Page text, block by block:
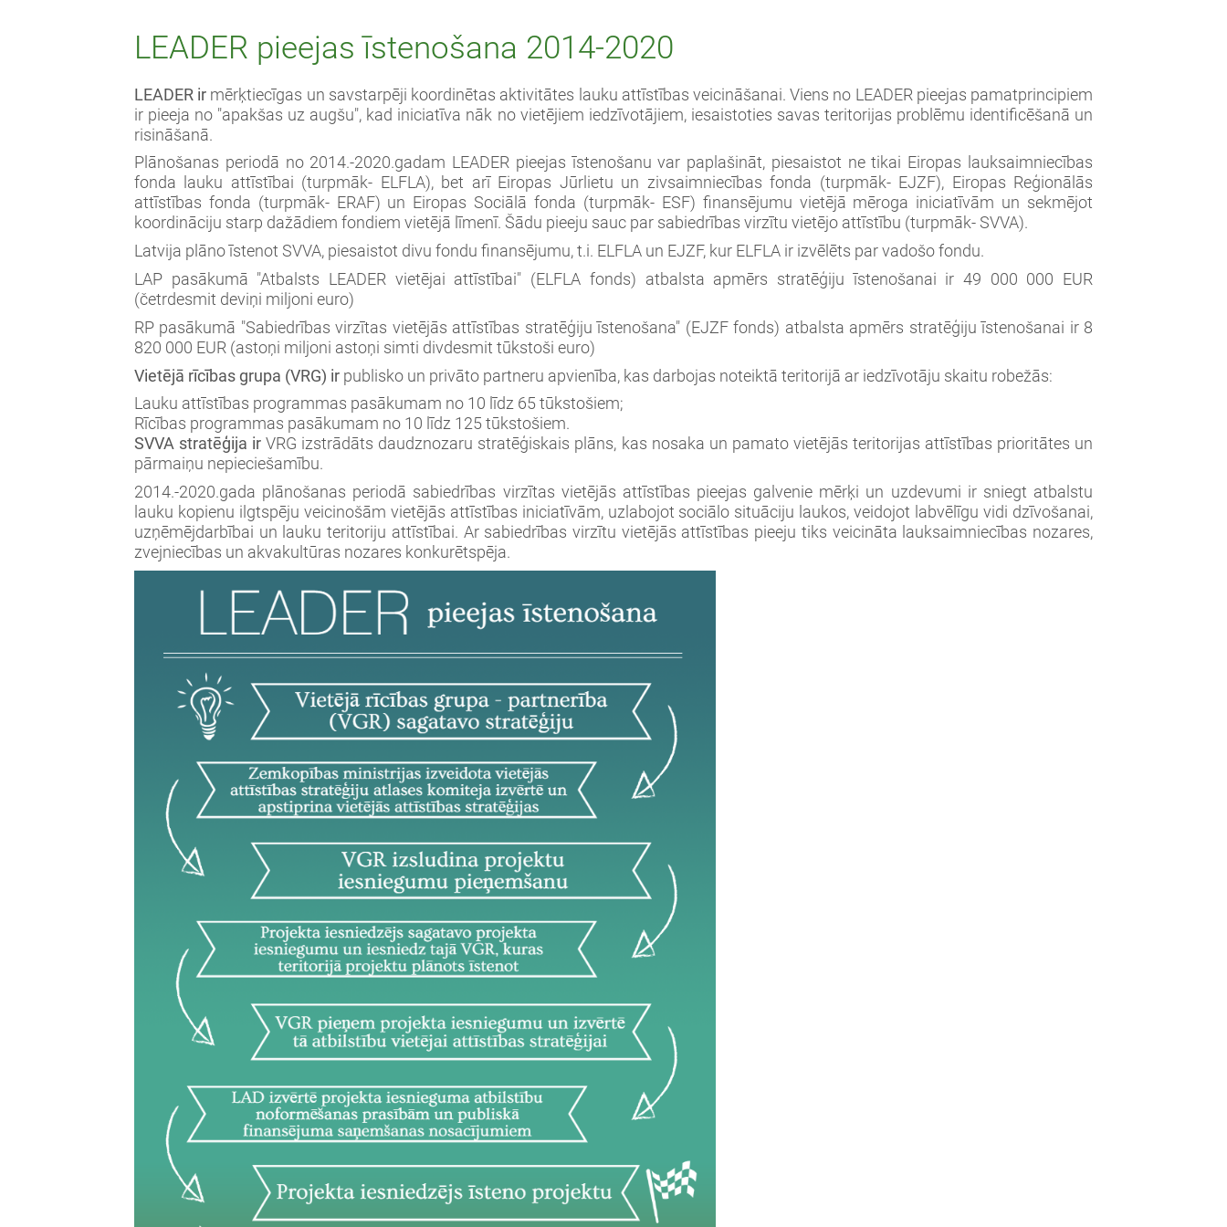
LEADER pieejas īstenošana 2014-2020
LEADER ir mērķtiecīgas un savstarpēji koordinētas aktivitātes lauku attīstības veicināšanai. Viens no LEADER pieejas pamatprincipiem
ir pieeja no "apakšas uz augšu", kad iniciatīva nāk no vietējiem iedzīvotājiem, iesaistoties savas teritorijas problēmu identificēšanā un
risināšanā.
Plānošanas periodā no 2014.-2020.gadam LEADER pieejas īstenošanu var paplašināt, piesaistot ne tikai Eiropas lauksaimniecības
fonda lauku attīstībai (turpmāk- ELFLA), bet arī Eiropas Jūrlietu un zivsaimniecības fonda (turpmāk- EJZF), Eiropas Reģionālās
attīstības fonda (turpmāk- ERAF) un Eiropas Sociālā fonda (turpmāk- ESF) finansējumu vietējā mēroga iniciatīvām un sekmējot
koordināciju starp dažādiem fondiem vietējā līmenī. Šādu pieeju sauc par sabiedrības virzītu vietējo attīstību (turpmāk- SVVA).
Latvija plāno īstenot SVVA, piesaistot divu fondu finansējumu, t.i. ELFLA un EJZF, kur ELFLA ir izvēlēts par vadošo fondu.
LAP pasākumā "Atbalsts LEADER vietējai attīstībai" (ELFLA fonds) atbalsta apmērs stratēģiju īstenošanai ir 49 000 000 EUR
(četrdesmit deviņi miljoni euro)
RP pasākumā "Sabiedrības virzītas vietējās attīstības stratēģiju īstenošana" (EJZF fonds) atbalsta apmērs stratēģiju īstenošanai ir 8
820 000 EUR (astoņi miljoni astoņi simti divdesmit tūkstoši euro)
Vietējā rīcības grupa (VRG) ir publisko un privāto partneru apvienība, kas darbojas noteiktā teritorijā ar iedzīvotāju skaitu robežās:
Lauku attīstības programmas pasākumam no 10 līdz 65 tūkstošiem;
Rīcības programmas pasākumam no 10 līdz 125 tūkstošiem.
SVVA stratēģija ir VRG izstrādāts daudznozaru stratēģiskais plāns, kas nosaka un pamato vietējās teritorijas attīstības prioritātes un
pārmaiņu nepieciešamību.
2014.-2020.gada plānošanas periodā sabiedrības virzītas vietējās attīstības pieejas galvenie mērķi un uzdevumi ir sniegt atbalstu
lauku kopienu ilgtspēju veicinošām vietējās attīstības iniciatīvām, uzlabojot sociālo situāciju laukos, veidojot labvēlīgu vidi dzīvošanai,
uzņēmējdarbībai un lauku teritoriju attīstībai. Ar sabiedrības virzītu vietējās attīstības pieeju tiks veicināta lauksaimniecības nozares,
zvejniecības un akvakultūras nozares konkurētspēja.